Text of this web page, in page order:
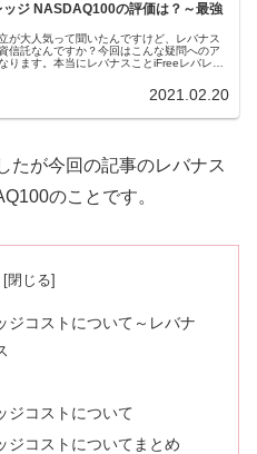
ジ NASDAQ100の評価は？～最強
が大人気って聞いたんですけど、レバナス
信託なんですか？今回はこんな疑問へのア
ります。本当にレバナスことiFreeレバレッ
2021.02.20
たが今回の記事のレバナス
のことです。
ジコストについて～レバナ
ジコストについて
ジコストについてまとめ